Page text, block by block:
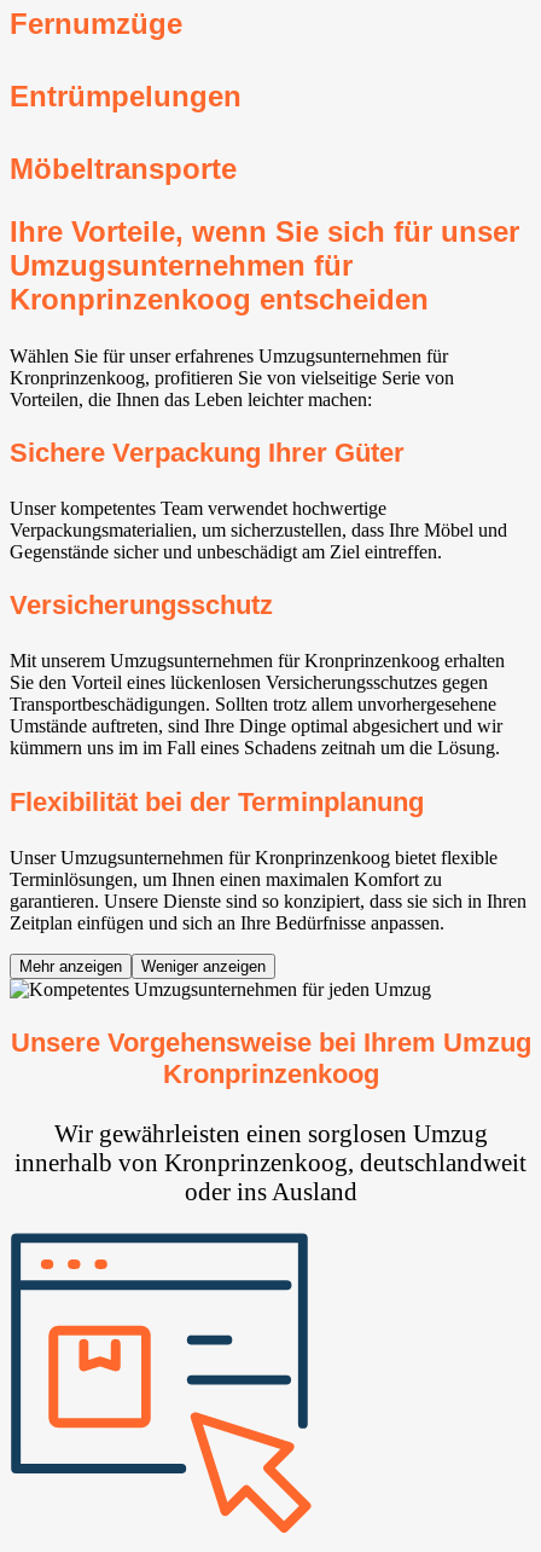
Fernumzüge
Entrümpelungen
Möbeltransporte
Ihre Vorteile, wenn Sie sich für unser
Umzugsunternehmen für
Kronprinzenkoog entscheiden
Wählen Sie für unser erfahrenes Umzugsunternehmen für
Kronprinzenkoog, profitieren Sie von vielseitige Serie von
Vorteilen, die Ihnen das Leben leichter machen:
Sichere Verpackung Ihrer Güter
Unser kompetentes Team verwendet hochwertige
Verpackungsmaterialien, um sicherzustellen, dass Ihre Möbel und
Gegenstände sicher und unbeschädigt am Ziel eintreffen.
Versicherungsschutz
Mit unserem Umzugsunternehmen für Kronprinzenkoog erhalten
Sie den Vorteil eines lückenlosen Versicherungsschutzes gegen
Transportbeschädigungen. Sollten trotz allem unvorhergesehene
Umstände auftreten, sind Ihre Dinge optimal abgesichert und wir
kümmern uns im im Fall eines Schadens zeitnah um die Lösung.
Flexibilität bei der Terminplanung
Unser Umzugsunternehmen für Kronprinzenkoog bietet flexible
Terminlösungen, um Ihnen einen maximalen Komfort zu
garantieren. Unsere Dienste sind so konzipiert, dass sie sich in Ihren
Zeitplan einfügen und sich an Ihre Bedürfnisse anpassen.
Mehr anzeigen Weniger anzeigen
Unsere Vorgehensweise bei Ihrem Umzug
Kronprinzenkoog
Wir gewährleisten einen sorglosen Umzug
innerhalb von Kronprinzenkoog, deutschlandweit
oder ins Ausland